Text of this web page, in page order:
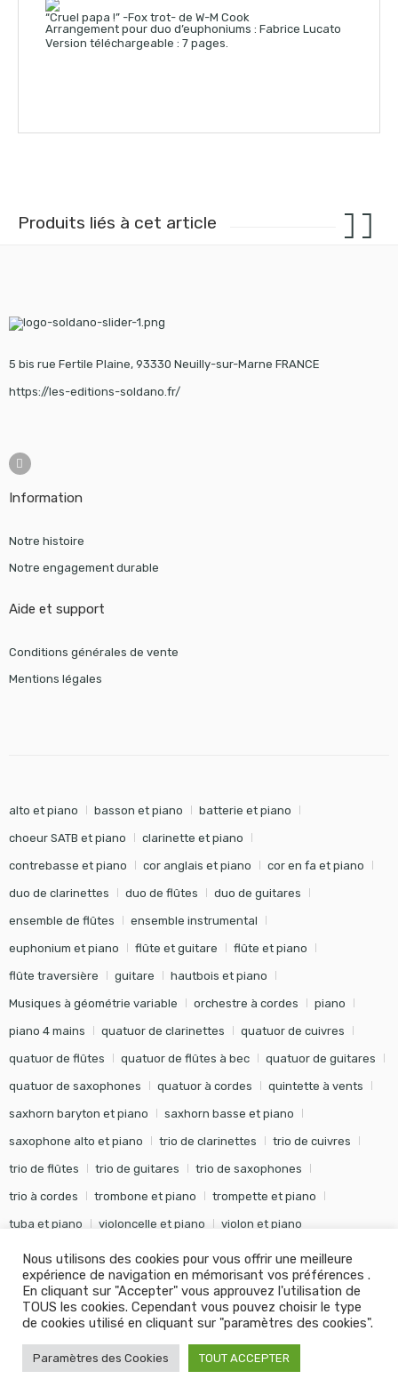
“Cruel papa !” -Fox trot- de W-M Cook
Arrangement pour duo d’euphoniums : Fabrice Lucato
Version téléchargeable : 7 pages.
Produits liés à cet article
5 bis rue Fertile Plaine, 93330 Neuilly-sur-Marne FRANCE
https://les-editions-soldano.fr/
Information
Notre histoire
Notre engagement durable
Aide et support
Conditions générales de vente
Mentions légales
alto et piano basson et piano batterie et piano
choeur SATB et piano clarinette et piano
contrebasse et piano cor anglais et piano cor en fa et piano
duo de clarinettes duo de flûtes duo de guitares
ensemble de flûtes ensemble instrumental
euphonium et piano flûte et guitare flûte et piano
flûte traversière guitare hautbois et piano
Musiques à géométrie variable orchestre à cordes piano
piano 4 mains quatuor de clarinettes quatuor de cuivres
quatuor de flûtes quatuor de flûtes à bec quatuor de guitares
quatuor de saxophones quatuor à cordes quintette à vents
saxhorn baryton et piano saxhorn basse et piano
saxophone alto et piano trio de clarinettes trio de cuivres
trio de flûtes trio de guitares trio de saxophones
trio à cordes trombone et piano trompette et piano
tuba et piano violoncelle et piano violon et piano
© Editions Soldano - Tous droits réservés - Conception Khalid
KANOUF Agence Digitale
Nous utilisons des cookies pour vous offrir une meilleure
expérience de navigation en mémorisant vos préférences .
En cliquant sur "Accepter" vous approuvez l'utilisation de
TOUS les cookies. Cependant vous pouvez choisir le type
de cookies utilisé en cliquant sur "paramètres des cookies".
Paramètres des Cookies TOUT ACCEPTER